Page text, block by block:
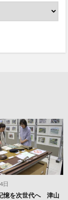
日
憶を次世代へ 津山